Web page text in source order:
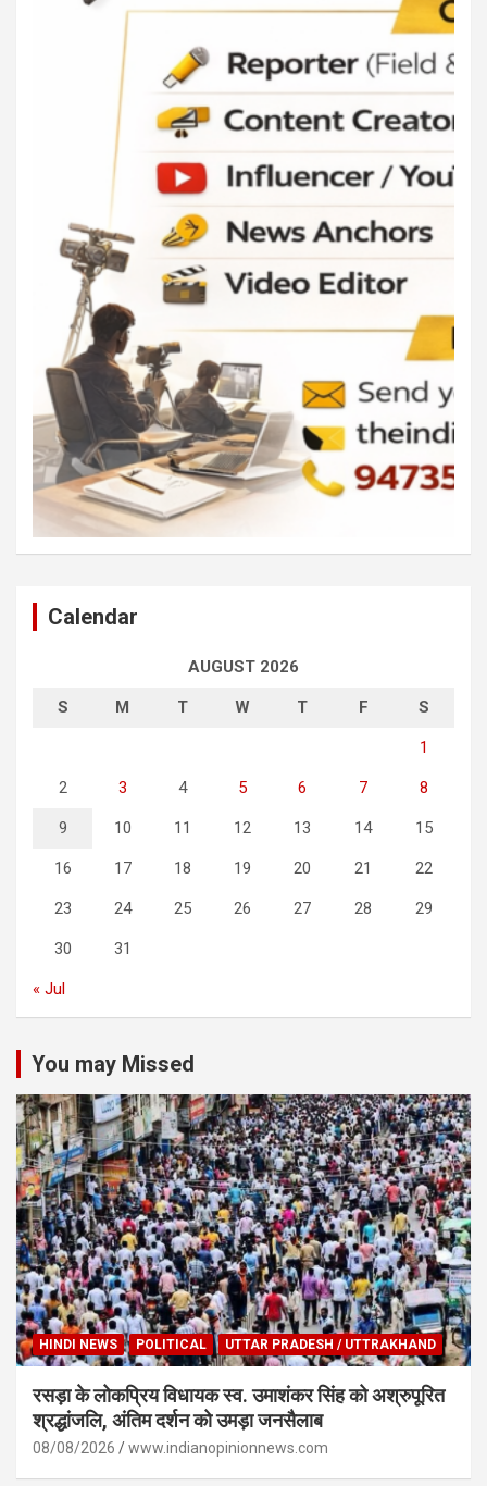
Calendar
AUGUST 2026
S M T W T F S
1
2 3 4 5 6 7 8
9 10 11 12 13 14 15
16 17 18 19 20 21 22
23 24 25 26 27 28 29
30 31
« Jul
You may Missed
HINDI NEWS POLITICAL UTTAR PRADESH / UTTRAKHAND
रसड़ा के लोकप्रिय विधायक स्व. उमाशंकर सिंह को अश्रुपूरित
श्रद्धांजलि, अंतिम दर्शन को उमड़ा जनसैलाब
08/08/2026 www.indianopinionnews.com